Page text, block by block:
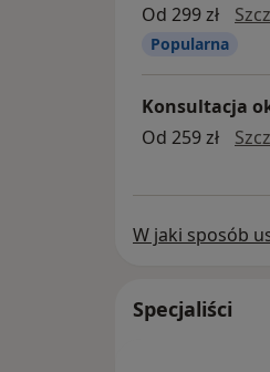
Od 299 zł
Popularna
Konsultacja
Od 259 zł
W jaki sposób
Specjaliści